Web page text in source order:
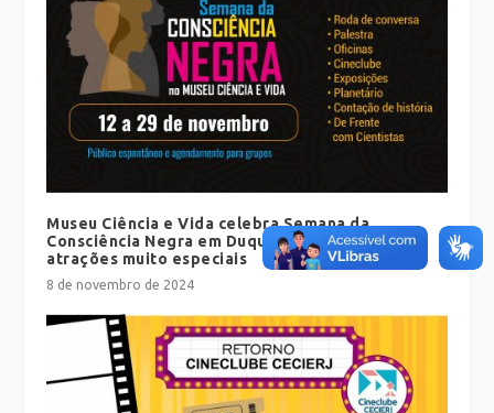
Museu Ciência e Vida celebra Semana da
Consciência Negra em Duque de Caxias com
atrações muito especiais
8 de novembro de 2024